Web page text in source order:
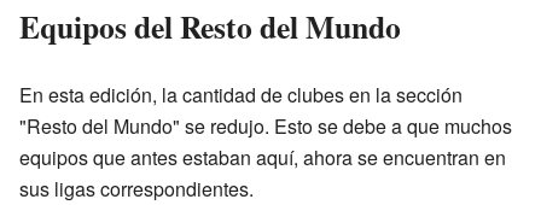
Equipos del Resto del Mundo
En esta edición, la cantidad de clubes en la sección
"Resto del Mundo" se redujo. Esto se debe a que muchos
equipos que antes estaban aquí, ahora se encuentran en
sus ligas correspondientes.